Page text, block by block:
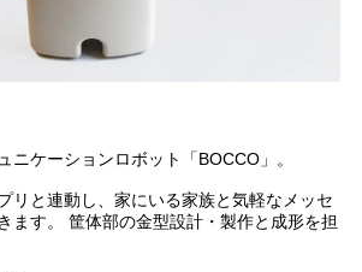
ニケーションロボット「BOCCO」。
リと連動し、家にいる家族と気軽なメッセ
ます。 筐体部の金型設計・製作と成形を担